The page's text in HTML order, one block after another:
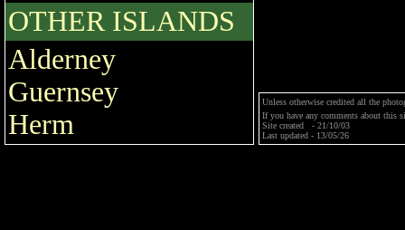
OTHER ISLANDS
Alderney
Guernsey
Herm
Unless otherwise credited all the
If you have any comments about this
Site created - 21/10/03
Last updated - 13/05/26